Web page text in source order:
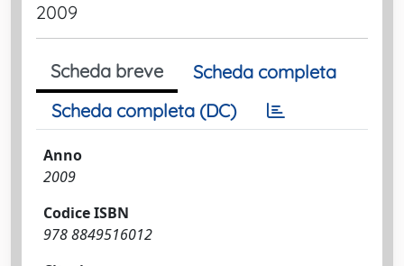
2009
Scheda breve
Scheda completa
Scheda completa (DC)
Anno
2009
Codice ISBN
978 8849516012